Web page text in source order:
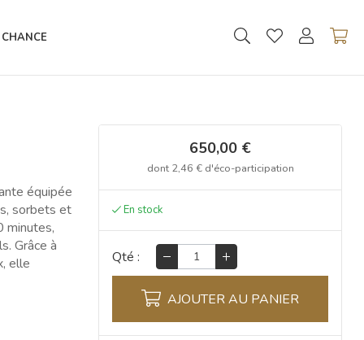
équipée
sorbets et
minutes,
Grâce à
elle
650,00 €
dont 2,46 €d'éco-participation
Qté :
AJOUTER AU PANIER